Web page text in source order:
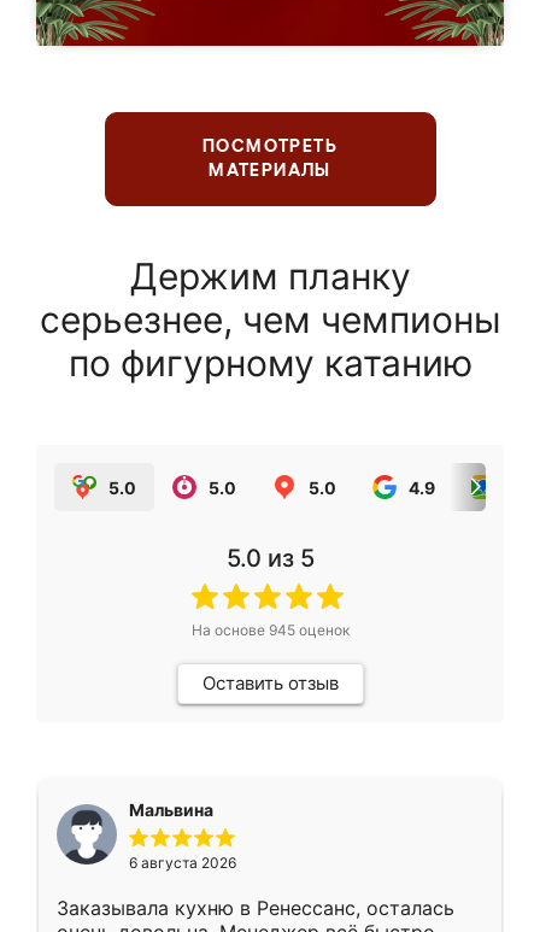
ПОСМОТРЕТЬ
МАТЕРИАЛЫ
Держим планку
серьезнее, чем чемпионы
по фигурному катанию
5.0 5.0 5.0 4.9
5.0 из 5
На основе 945оценок
Оставить отзыв
Мальвина
6 августа 2026
Заказывала кухню в Ренессанс, осталась